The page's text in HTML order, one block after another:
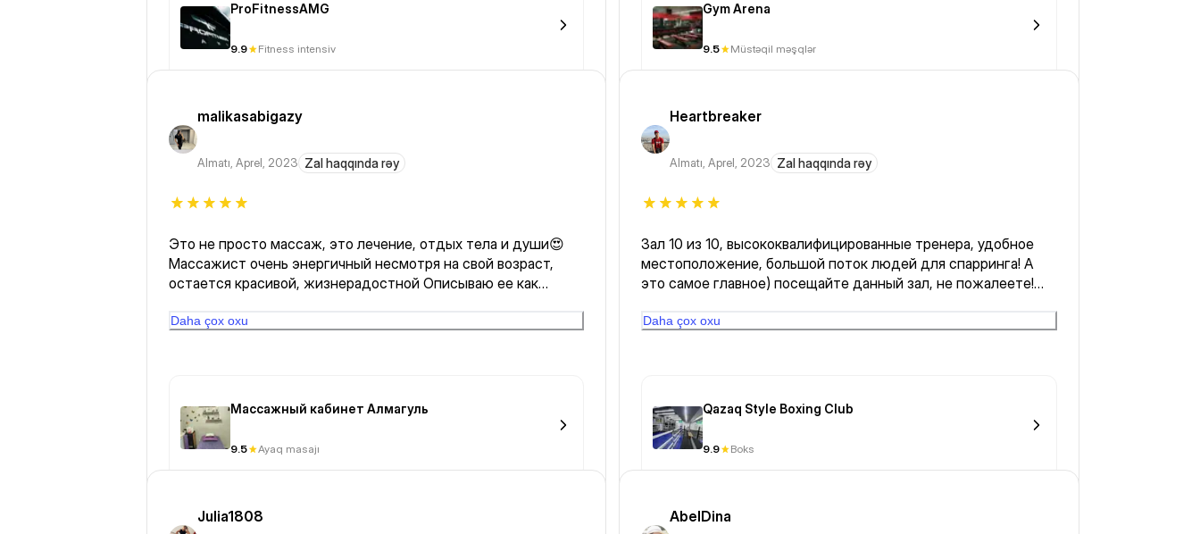
ProFitnessAMG
9.9 Fitness intensiv
Gym Arena
9.5 Müstəqil məşqlər
malikasabigazy
Almatı, Aprel, 2023 Zal haqqında rəy
Это не просто массаж, это лечение, отдых тела и души😍
Массажист очень энергичный несмотря на свой возраст,
остается красивой, жизнерадостной Описываю ее как
и мастер☺️ профессионал своего дела 🔥
Daha çox oxu
Массажный кабинет Алмагуль
9.5 Ayaq masajı
Heartbreaker
Almatı, Aprel, 2023 Zal haqqında rəy
Зал 10 из 10, высококвалифицированные тренера, удобное
местоположение, большой поток людей для спарринга! А
это самое главное) посещайте данный зал, не пожалеете!
Daha çox oxu
Qazaq Style Boxing Club
9.9 Boks
Julia1808 AbelDina